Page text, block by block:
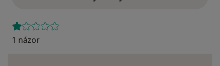
1 názor